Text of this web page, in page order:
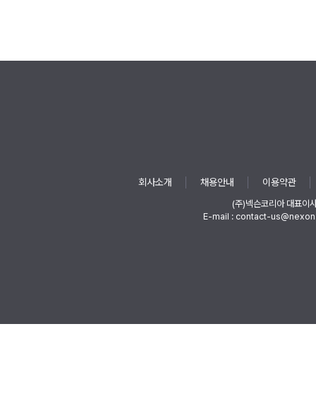
회사소개 채용안내 이용약관
(주)넥슨코리아 대표이
E-mail : contact-